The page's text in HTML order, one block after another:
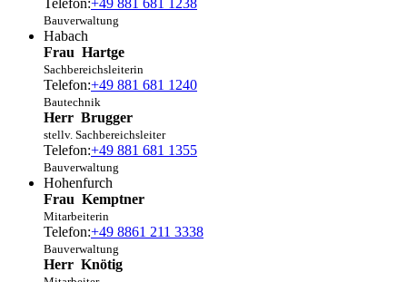
Telefon:+49 881 681 1238
Bauverwaltung
Habach
Frau Hartge
Sachbereichsleiterin
Telefon:+49 881 681 1240
Bautechnik
Herr Brugger
stellv. Sachbereichsleiter
Telefon:+49 881 681 1355
Bauverwaltung
Hohenfurch
Frau Kemptner
Mitarbeiterin
Telefon:+49 8861 211 3338
Bauverwaltung
Herr Knötig